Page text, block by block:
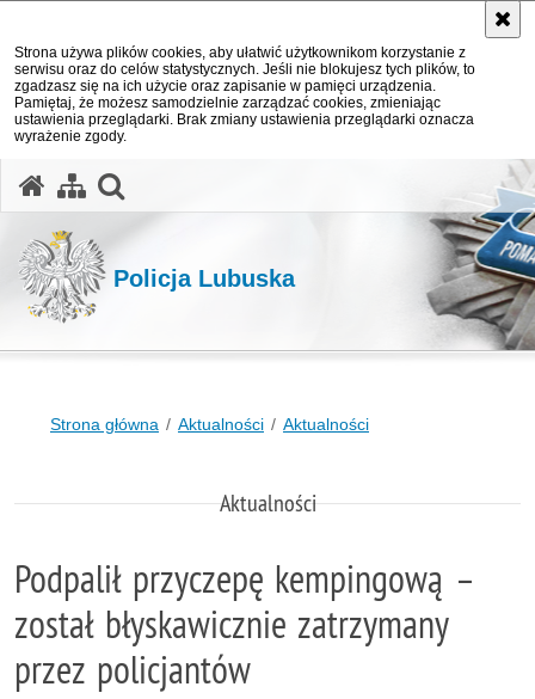
Strona używa plików cookies, aby ułatwić użytkownikom korzystanie z
serwisu oraz do celów statystycznych. Jeśli nie blokujesz tych plików, to
zgadzasz się na ich użycie oraz zapisanie w pamięci urządzenia.
Pamiętaj, że możesz samodzielnie zarządzać cookies, zmieniając
ustawienia przeglądarki. Brak zmiany ustawienia przeglądarki oznacza
wyrażenie zgody.
Policja Lubuska
Strona główna Aktualności Aktualności
Aktualności
Podpalił przyczepę kempingową –
został błyskawicznie zatrzymany
przez policjantów